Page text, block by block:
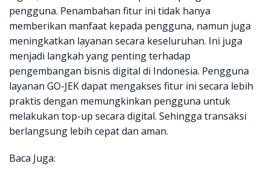
pengguna. Penambahan fitur ini tidak hanya
memberikan manfaat kepada pengguna, namun juga
meningkatkan layanan secara keseluruhan. Ini juga
menjadi langkah yang penting terhadap
pengembangan bisnis digital di Indonesia. Pengguna
layanan GO-JEK dapat mengakses fitur ini secara lebih
praktis dengan memungkinkan pengguna untuk
melakukan top-up secara digital. Sehingga transaksi
berlangsung lebih cepat dan aman.
Baca Juga: